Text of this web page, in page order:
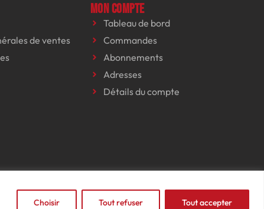
Choisir Tout refuser Tout accepter
de ventes
Mon compte
Tableau de bord
Commandes
Abonnements
Adresses
Détails du compte